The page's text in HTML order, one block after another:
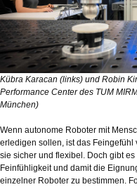
Kübra Karacan (links) und Robin
Performance Center des TUM
München)
Wenn autonome Roboter mit
erledigen sollen, ist das
sie sicher und flexibel. Doch gibt
Feinfühligkeit und damit die
einzelner Roboter zu bestimmen.